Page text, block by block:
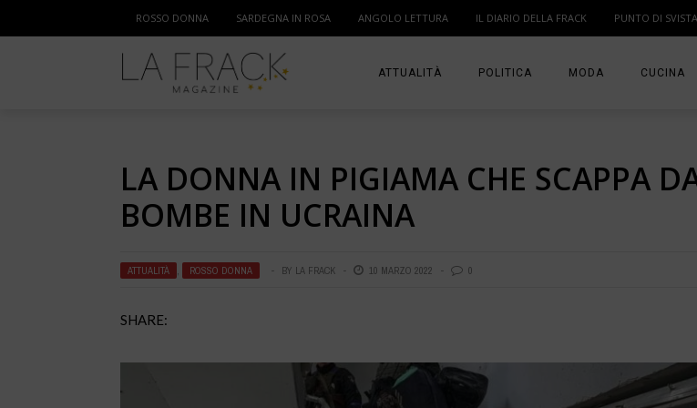
ROSSO DONNA SARDEGNA IN ROSA ANGOLO LETTURA IL DIARIO DELLA FRACK PUNTO DI SVISTA
ATTUALITÀ
MAMMA
POLITICA MODA CUCINA
LA DONNA IN PIGIAMA CHE SCAPPA
BOMBE IN UCRAINA
ATTUALITÀ , ROSSO DONNA BY LA FRACK 10 MARZO 2022 0
SHARE: